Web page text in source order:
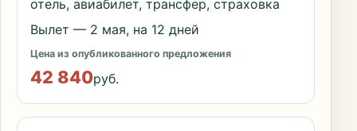
отель, авиабилет, трансфер, страховка
Вылет — 2 мая, на 12 дней
Цена из опубликованного предложения
42 840руб.